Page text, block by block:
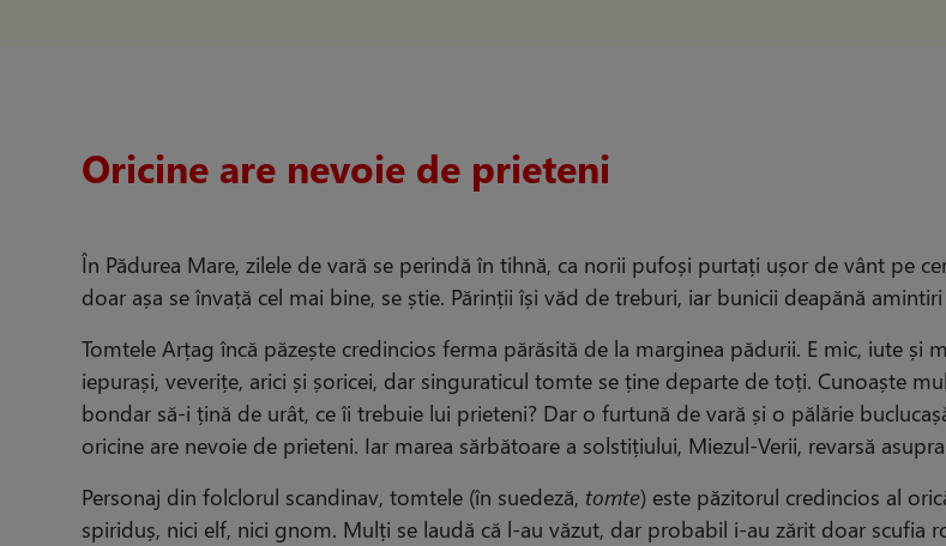
Oricine are nevoie de prieteni
În Pădurea Mare, zilele de vară se perindă în tihnă, ca norii pufoși purtați ușor de vânt pe
doar așa se învață cel mai bine, se știe. Părinții își văd de treburi, iar bunicii deapănă
Tomtele Arțag încă păzește credincios ferma părăsită de la marginea pădurii. E mic, iute și
iepurași, veverițe, arici și șoricei, dar singuraticul tomte se ține departe de toți. Cunoaște
bondar să-i țină de urât, ce îi trebuie lui prieteni? Dar o furtună de vară și o pălărie
oricine are nevoie de prieteni. Iar marea sărbătoare a solstițiului, Miezul-Verii, revarsă
Personaj din folclorul scandinav, tomtele (în suedeză, tomte) este păzitorul credincios al
spiriduș, nici elf, nici gnom. Mulți se laudă că l-au văzut, dar probabil i-au zărit doar scufia